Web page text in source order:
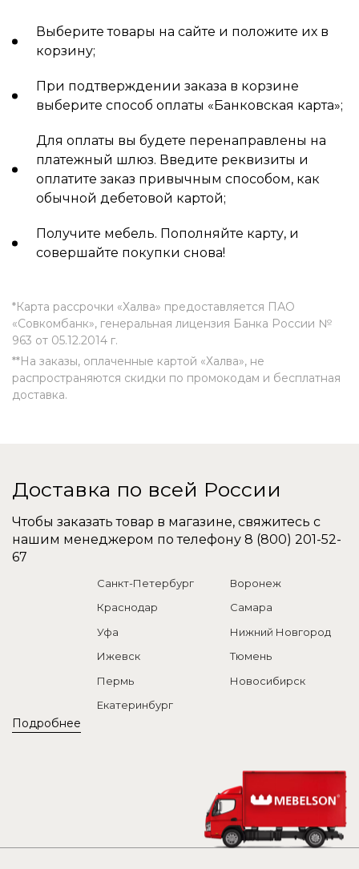
Выберите товары на сайте и положите их в
корзину;
При подтверждении заказа в корзине
выберите способ оплаты «Банковская карта»;
Для оплаты вы будете перенаправлены на
платежный шлюз. Введите реквизиты и
оплатите заказ привычным способом, как
обычной дебетовой картой;
Получите мебель. Пополняйте карту, и
совершайте покупки снова!
*Карта рассрочки «Халва» предоставляется ПАО
«Совкомбанк», генеральная лицензия Банка России №
963 от 05.12.2014 г.
**На заказы, оплаченные картой «Халва», не
распространяются скидки по промокодам и бесплатная
доставка.
Доставка по всей России
Чтобы заказать товар в магазине, свяжитесь с
нашим менеджером по телефону 8 (800) 201-52-
67
Подробнее
Санкт-Петербург
Воронеж
Краснодар
Самара
Уфа
Нижний Новгород
Ижевск
Тюмень
Пермь
Новосибирск
Екатеринбург